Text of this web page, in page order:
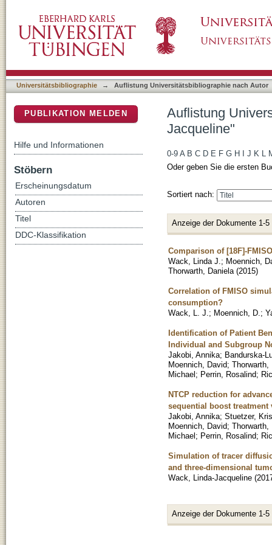
Universitätsbibliographie → Auflistung Universitätsbibliographie nach Autor
Auflistung
Jacqueline"
0-9 A B C D E F G H J K L
Oder geben Sie die ersten
Sortiert nach:
Anzeige der Dokumente 1-5
Comparison of [18F]-
Wack, Linda J. ; Moennich,
Thorwarth, Daniela (2015)
Correlation of FMISO
consumption?
Wack, L. J. ; Moennich, D. ;
Identification of Patient
Individual and Subgroup
Jakobi, Annika; Bandurska-
Moennich, David; Thorwarth,
Michael; Perrin, Rosalind;
NTCP reduction for
sequential boost treatment
Jakobi, Annika; Stuetzer,
Moennich, David; Thorwarth,
Michael; Perrin, Rosalind;
Simulation of tracer
and three-dimensional
Wack, Linda-Jacqueline (
Anzeige der Dokumente 1-5
PUBLIKATION MELDEN
Hilfe und Informationen
Stöbern
Erscheinungsdatum
Autoren
Titel
DDC-Klassifikation